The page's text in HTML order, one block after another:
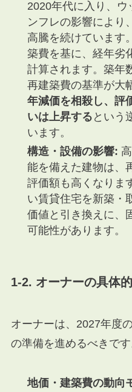
2020年代に入り、ウ
ンフレの影響により
高騰を続けています
築費を基に、経年劣
計算されます。築年
再建築費の基準が大
年減価を相殺し、評
いは上昇する という
います。
構造・設備の影響:
能を備えた建物は、
評価額も高くなりま
い賃貸住宅を新築・
価値と引き換えに、
可能性があります。
1-2. オーナーの具体
オーナーは、2027年度
の準備を進めるべきです
地価・建築費の動向